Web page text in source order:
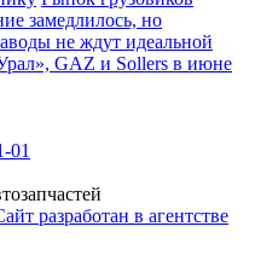
замедлилось, но
не ждут идеальной
GAZ и Sollers в июне
01
разработан в агентстве